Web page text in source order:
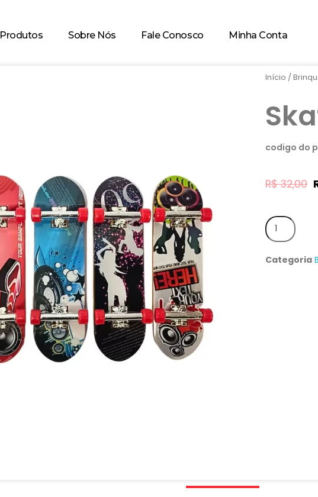
Produtos Sobre Nós Fale Conosco Minha Conta
Início /
codigo do
R$32,00
Categoria